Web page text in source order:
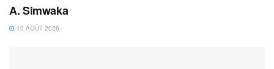
A. Simwaka
10 AOÛT 2026